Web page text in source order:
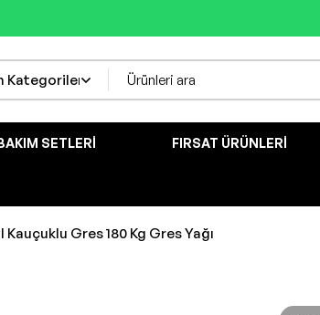
SETLERI FIRSAT ÜRÜNLERI
Kauçuklu Gres 180 Kg Gres Yağı